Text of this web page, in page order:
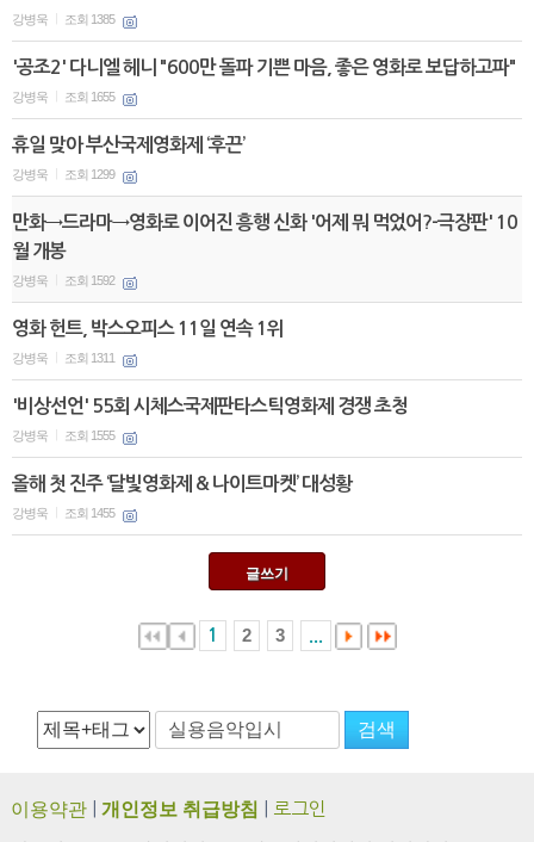
강병욱 조회 1385
'공조2' 다니엘 헤니 "600만 돌파 기쁜 마음, 좋은 영화로 보답하고파"
강병욱 조회 1655
휴일 맞아 부산국제영화제 ‘후끈’
강병욱 조회 1299
만화→드라마→영화로 이어진 흥행 신화 '어제 뭐 먹었어?-극장판' 10
월 개봉
강병욱 조회 1592
영화 헌트, 박스오피스 11일 연속 1위
강병욱 조회 1311
'비상선언' 55회 시체스국제판타스틱영화제 경쟁 초청
강병욱 조회 1555
올해 첫 진주 ‘달빛영화제 & 나이트마켓’ 대성황
강병욱 조회 1455
글쓰기
1 2 3
이용약관 개인정보 취급방침 로그인